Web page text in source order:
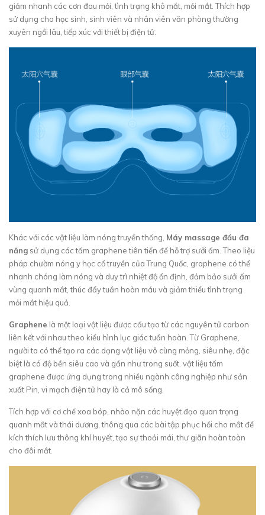
giảm nhanh các cơn đau mỏi, tình trạng khô mắt, mỏi mắt. Thích hợp
sử dụng cho học sinh, sinh viên và nhân viên văn phòng thường
xuyên ngồi lâu, tiếp xúc với thiết bị điện tử.
Khác với các vật liệu làm nóng truyền thống, Máy massage đầu đa
năng sử dụng các tấm graphene tiên tiến để hỗ trợ sưởi ấm. Theo liệu
pháp chườm nóng y học cổ truyền của Trung Quốc, graphene có thể
nhanh chóng làm nóng và duy trì nhiệt độ ổn định, đảm bảo sưởi ấm
vùng quanh mắt, thúc đẩy tuần hoàn máu và giảm thiểu tình trạng
mỏi mắt hiệu quả.
Graphene là một loại vật liệu được cấu tạo từ các nguyên tử carbon
liên kết với nhau theo kiểu hình lục giác tuần hoàn. Từ Graphene,
người ta có thể tạo ra các dạng vật liệu vô cùng mỏng, siêu nhẹ, đặc
biệt là có độ bền siêu cao và gần như trong suốt. vật liệu tấm
graphene được ứng dụng trong nhiều ngành công nghiệp như sản
xuất Pin, vi mạch điện tử hay là cả mô sống.
Tích hợp với cơ chế xoa bóp, nhào nặn các huyệt đạo quan trọng
quanh mắt và thái dương, thông qua các bài tập phục hồi cho mắt để
kích thích lưu thông khí huyết, tạo sự thoải mái, thư giãn hoàn toàn
cho đôi mắt.